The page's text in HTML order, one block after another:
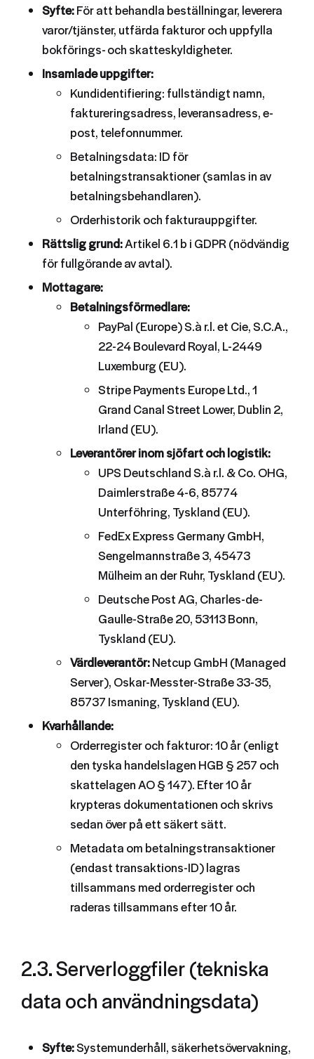
Syfte:För att behandla beställningar, leverera
varor/tjänster, utfärda fakturor och uppfylla
bokförings- och skatteskyldigheter.
Insamlade uppgifter:
Kundidentifiering: fullständigt namn,
faktureringsadress, leveransadress, e-
post, telefonnummer.
Betalningsdata: ID för
betalningstransaktioner (samlas in av
betalningsbehandlaren).
Orderhistorik och fakturauppgifter.
Rättslig grund:Artikel 6.1 b i GDPR (nödvändig
för fullgörande av avtal).
Mottagare:
Betalningsförmedlare:
PayPal (Europe) S.à r.l. et Cie, S.C.A.,
22-24 Boulevard Royal, L-2449
Luxemburg (EU).
Stripe Payments Europe Ltd., 1
Grand Canal Street Lower, Dublin 2,
Irland (EU).
Leverantörer inom sjöfart och logistik:
UPS Deutschland S.à r.l. & Co. OHG,
Daimlerstraße 4-6, 85774
Unterföhring, Tyskland (EU).
FedEx Express Germany GmbH,
Sengelmannstraße 3, 45473
Mülheim an der Ruhr, Tyskland (EU).
Deutsche Post AG, Charles-de-
Gaulle-Straße 20, 53113 Bonn,
Tyskland (EU).
Värdleverantör:Netcup GmbH (Managed
Server), Oskar-Messter-Straße 33-35,
85737 Ismaning, Tyskland (EU).
Kvarhållande:
Orderregister och fakturor: 10 år (enligt
den tyska handelslagen HGB § 257 och
skattelagen AO § 147). Efter 10 år
krypteras dokumentationen och skrivs
sedan över på ett säkert sätt.
Metadata om betalningstransaktioner
(endast transaktions-ID) lagras
tillsammans med orderregister och
raderas tillsammans efter 10 år.
2.3. Serverloggfiler (tekniska
data och användningsdata)
Syfte:Systemunderhåll, säkerhetsövervakning,